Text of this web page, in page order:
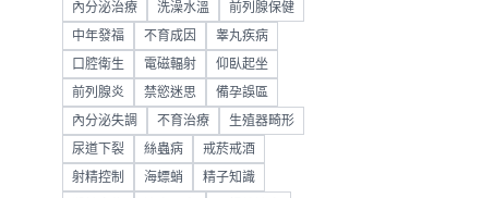
內分泌治療 洗澡水溫 前列腺保健
中年發福 不育成因 睾丸疾病
口腔衛生 電磁輻射 仰臥起坐
前列腺炎 禁慾迷思 備孕誤區
內分泌失調 不育治療 生殖器畸形
尿道下裂 絲蟲病 戒菸戒酒
射精控制 海螵蛸 精子知識